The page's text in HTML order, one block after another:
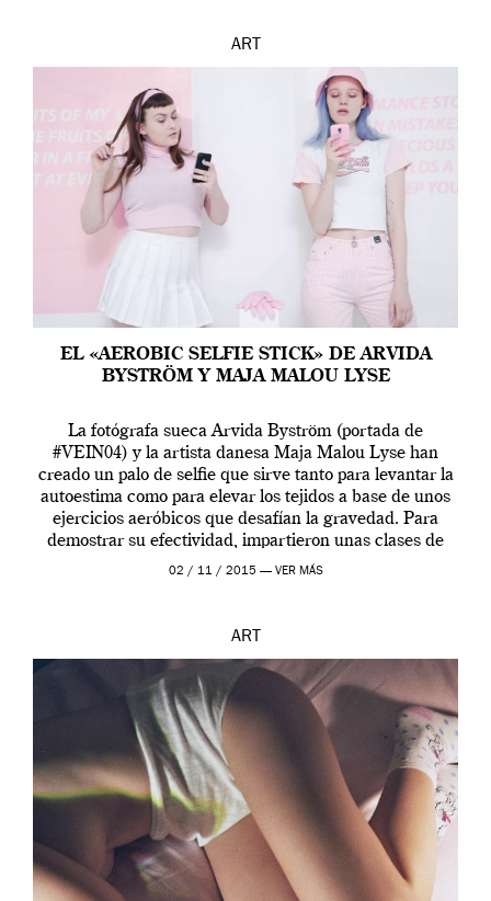
ART
EL «AEROBIC SELFIE STICK» DE ARVIDA
BYSTRÖM Y MAJA MALOU LYSE
La fotógrafa sueca Arvida Byström (portada de
#VEIN04) y la artista danesa Maja Malou Lyse han
creado un palo de selfie que sirve tanto para levantar la
autoestima como para elevar los tejidos a base de unos
ejercicios aeróbicos que desafían la gravedad. Para
demostrar su efectividad, impartieron unas clases de
prueba en el Tate […]
02 / 11 / 2015 — VER MÁS
ART